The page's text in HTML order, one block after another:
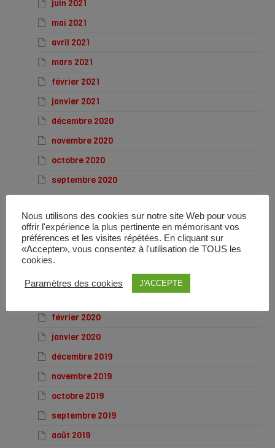
juin 2021
mai 2021
avril 2021
mars 2021
février 2021
janvier 2021
décembre 2020
novembre 2020
octobre 2020
septembre 2020
juillet 2020
juin 2020
mai 2020
avril 2020
février 2020
janvier 2020
décembre 2019
novembre 2019
octobre 2019
septembre 2019
août 2019
Nous utilisons des cookies sur notre site Web pour vous
offrir l'expérience la plus pertinente en mémorisant vos
préférences et les visites répétées. En cliquant sur
«Accepter», vous consentez à l'utilisation de TOUS les
cookies.
Paramètres des cookies J'ACCEPTE